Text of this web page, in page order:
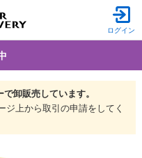
ログイン
で卸販売しています。
ジ上から取引の申請をしてく